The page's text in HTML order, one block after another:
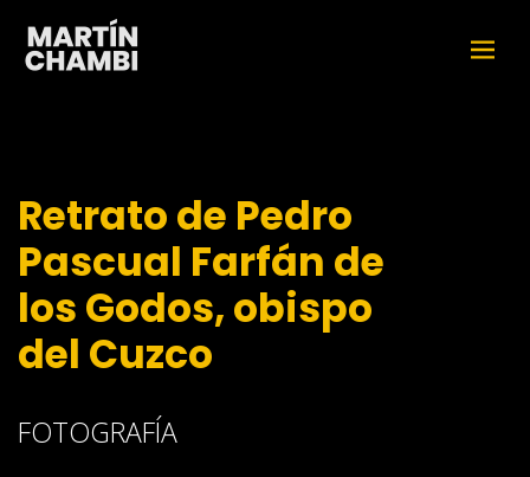
Retrato de Pedro
Pascual Farfán de
los Godos, obispo
del Cuzco
FOTOGRAFÍA